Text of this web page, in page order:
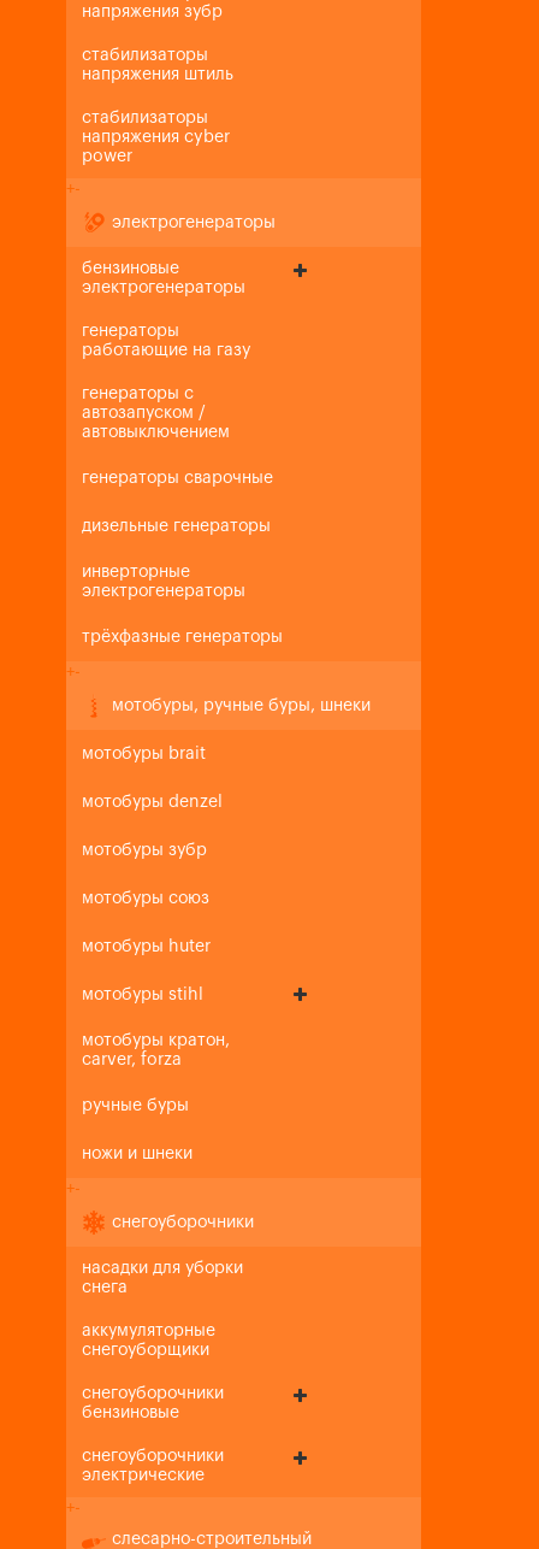
напряжения зубр
стабилизаторы
напряжения штиль
стабилизаторы
напряжения cyber
power
+-
электрогенераторы
бензиновые
электрогенераторы
генераторы
работающие на газу
генераторы с
автозапуском /
автовыключением
генераторы сварочные
дизельные генераторы
инверторные
электрогенераторы
трёхфазные генераторы
+-
мотобуры, ручные буры, шнеки
мотобуры brait
мотобуры denzel
мотобуры зубр
мотобуры союз
мотобуры huter
мотобуры stihl
мотобуры кратон,
carver, forza
ручные буры
ножи и шнеки
+-
снегоуборочники
насадки для уборки
снега
аккумуляторные
снегоуборщики
снегоуборочники
бензиновые
снегоуборочники
электрические
+-
слесарно-строительный